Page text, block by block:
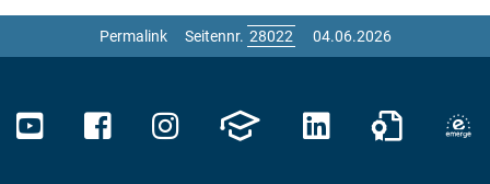
Permalink Seitennr. 04.06.2026